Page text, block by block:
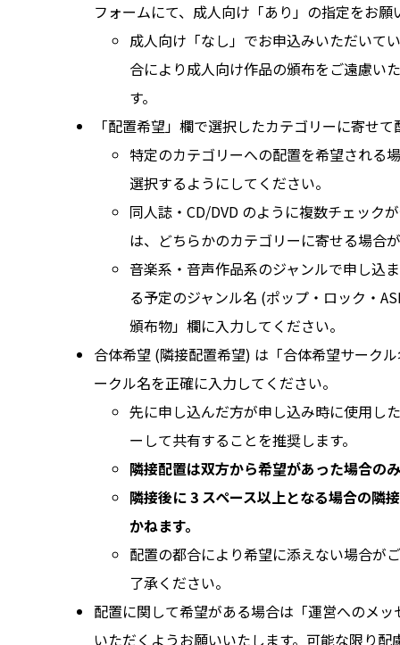
フォームにて、成人向け「あり」の指定をお願
成人向け「なし」でお申込みいただいて
合により成人向け作品の頒布をご遠慮い
す。
「配置希望」欄で選択したカテゴリーに寄せ
特定のカテゴリーへの配置を希望される
選択するようにしてください。
同人誌・CD/DVD のように複数チェック
は、どちらかのカテゴリーに寄せる場合
音楽系・音声作品系のジャンルで申し込
る予定のジャンル名 (ポップ・ロック・
頒布物」欄に入力してください。
合体希望 (隣接配置希望) は「合体希望サーク
ークル名を正確に入力してください。
先に申し込んだ方が申し込み時に使用し
ーして共有することを推奨します。
隣接配置は双方から希望があった場合の
隣接後に 3 スペース以上となる場合の隣
かねます。
配置の都合により希望に添えない場合が
了承ください。
配置に関して希望がある場合は「運営へのメ
いただくようお願いいたします。可能な限り配